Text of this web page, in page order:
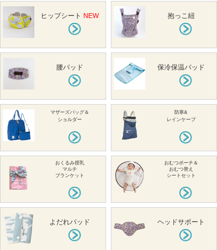
ヒップシート NEW 抱っこ紐
腰パッド 保冷保温パッド
マザーズバッグ＆
ショルダー
防寒&
レインケープ
おくるみ授乳
マルチ
ブランケット
おむつポーチ＆
おむつ替え
シートセット
よだれパッド ヘッドサポート